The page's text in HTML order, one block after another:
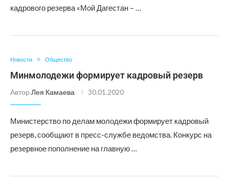
кадрового резерва «Мой Дагестан – …
Новости Общество
Минмолодежи формирует кадровый резерв
Автор Лея Камаева 30.01.2020
Министерство по делам молодежи формирует кадровый
резерв, сообщают в пресс-службе ведомства. Конкурс на
резервное пополнение на главную …